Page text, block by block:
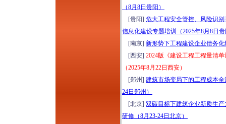
（8月8日贵阳）
[贵阳] 危大工程安全管控、风险识
信息化建设专题培训（2025年8月8日
[南京] 新形势下工程建设企业债务
[西安] 2024版《建设工程工程量清
（2025年8月22日西安）
[郑州] 建筑市场变局下的工程成本
24日郑州）
[北京] 双碳目标下建筑企业新质生
研修（8月23-24日北京）